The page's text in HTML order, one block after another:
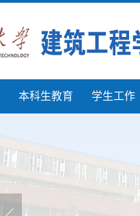
本科生教育 学生工作